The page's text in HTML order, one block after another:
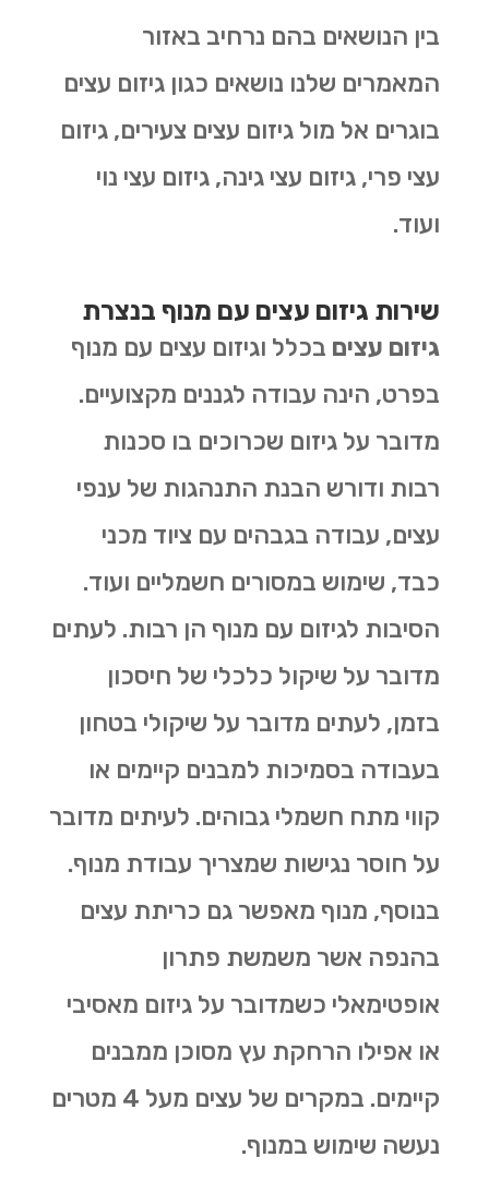
בין הנושאים בהם נרחיב באזור
המאמרים שלנו נושאים כגון גיזום עצים
בוגרים אל מול גיזום עצים צעירים, גיזום
עצי פרי, גיזום עצי גינה, גיזום עצי נוי
ועוד.
שירות גיזום עצים עם מנוף בנצרת
גיזום עצים בכלל וגיזום עצים עם מנוף
בפרט, הינה עבודה לגננים מקצועיים.
מדובר על גיזום שכרוכים בו סכנות
רבות ודורש הבנת התנהגות של ענפי
עצים, עבודה בגבהים עם ציוד מכני
כבד, שימוש במסורים חשמליים ועוד.
הסיבות לגיזום עם מנוף הן רבות. לעתים
מדובר על שיקול כלכלי של חיסכון
בזמן, לעתים מדובר על שיקולי בטחון
בעבודה בסמיכות למבנים קיימים או
קווי מתח חשמלי גבוהים. לעיתים מדובר
על חוסר נגישות שמצריך עבודת מנוף.
בנוסף, מנוף מאפשר גם כריתת עצים
בהנפה אשר משמשת פתרון
אופטימאלי כשמדובר על גיזום מאסיבי
או אפילו הרחקת עץ מסוכן ממבנים
קיימים. במקרים של עצים מעל 4 מטרים
נעשה שימוש במנוף.